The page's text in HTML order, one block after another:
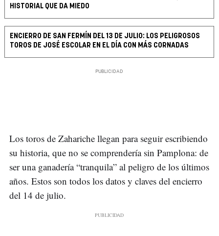
HISTORIAL QUE DA MIEDO
ENCIERRO DE SAN FERMÍN DEL 13 DE JULIO: LOS PELIGROSOS
TOROS DE JOSÉ ESCOLAR EN EL DÍA CON MÁS CORNADAS
Los toros de Zahariche llegan para seguir escribiendo
su historia, que no se comprendería sin Pamplona: de
ser una ganadería “tranquila” al peligro de los últimos
años. Estos son todos los datos y claves del encierro
del 14 de julio.